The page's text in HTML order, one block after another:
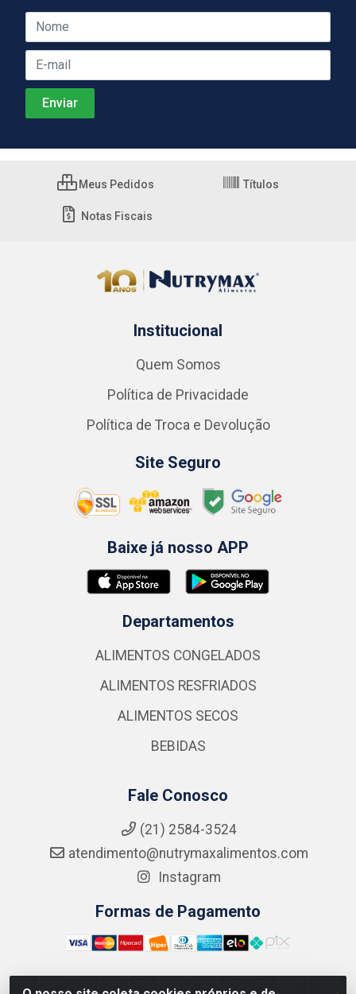
Meus Pedidos Títulos
Notas Fiscais
Institucional
Quem Somos
Política de Privacidade
Política de Troca e Devolução
Site Seguro
Baixe já nosso APP
Departamentos
ALIMENTOS CONGELADOS
ALIMENTOS RESFRIADOS
ALIMENTOS SECOS
BEBIDAS
Fale Conosco
(21) 2584-3524
atendimento@nutrymaxalimentos.com
Instagram
Formas de Pagamento